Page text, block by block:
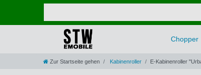
Chopper
Zur Startseite gehen Kabinenroller E-Kabinenroller